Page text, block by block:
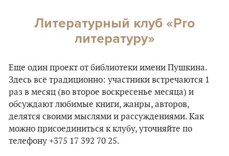
Литературный клуб «Pro
литературу»
Еще один проект от библиотеки имени Пушкина.
Здесь всё традиционно: участники встречаются 1
раз в месяц (во второе воскресенье месяца) и
обсуждают любимые книги, жанры, авторов,
делятся своими мыслями и рассуждениями. Как
можно присоединиться к клубу, уточняйте по
телефону +375 17 392 70 25.